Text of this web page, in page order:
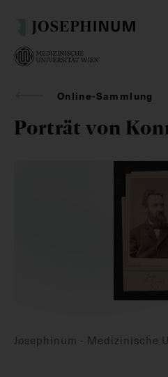
Online-Sammlung
Porträt von
Josephinum - Medizinische